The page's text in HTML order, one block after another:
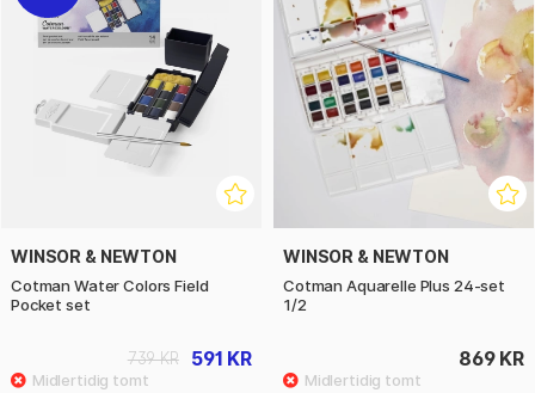
WINSOR & NEWTON
Cotman Water Colors Field
Pocket set
591 KR
739 KR
WINSOR & NEWTON
Cotman Aquarelle Plus 24-set
1/2
869 KR